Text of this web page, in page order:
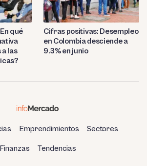
qué
las
Cifras positivas: Desempleo
en Colombia desciende a
9.3% en junio
Emprendimientos Sectores
Finanzas Tendencias